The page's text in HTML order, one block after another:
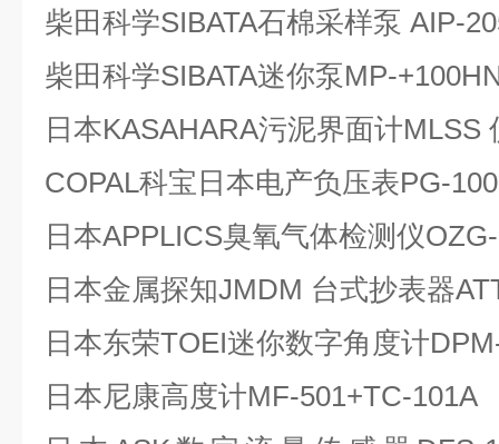
柴田科学SIBATA石棉采样泵 AIP-
柴田科学SIBATA迷你泵MP-
日本KASAHARA污泥界面计MLSS
COPAL科宝日本电产负压表PG-
日本APPLICS臭氧气体检测仪
日本金属探知JMDM 台式抄表器
日本东荣TOEI迷你数字角度计
日本尼康高度计MF-501+TC-101A